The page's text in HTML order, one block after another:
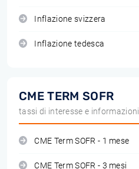
Inflazione svizzera
Inflazione tedesca
CME TERM SOFR
tassi di interesse e informazioni
CME Term SOFR - 1 mese
CME Term SOFR - 3 mesi